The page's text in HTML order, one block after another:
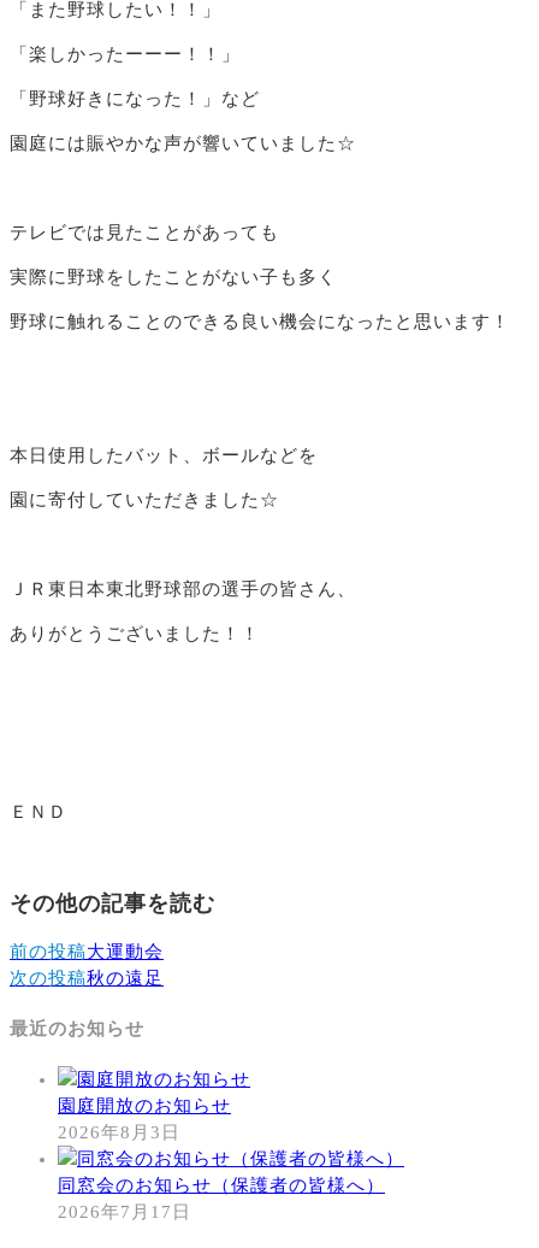
「また野球したい！！」
「楽しかったーーー！！」
「野球好きになった！」など
園庭には賑やかな声が響いていました☆
テレビでは見たことがあっても
実際に野球をしたことがない子も多く
野球に触れることのできる良い機会になったと思います！
本日使用したバット、ボールなどを
園に寄付していただきました☆
ＪＲ東日本東北野球部の選手の皆さん、
ありがとうございました！！
ＥＮＤ
その他の記事を読む
前の投稿大運動会
次の投稿秋の遠足
最近のお知らせ
園庭開放のお知らせ
2026年8月3日
同窓会のお知らせ（保護者の皆様へ）
2026年7月17日